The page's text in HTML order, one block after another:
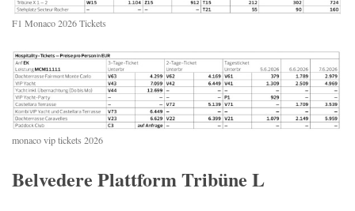
F1 Monaco 2026 Tickets
monaco vip tickets 2026
Belvedere Plattform Tribüne L